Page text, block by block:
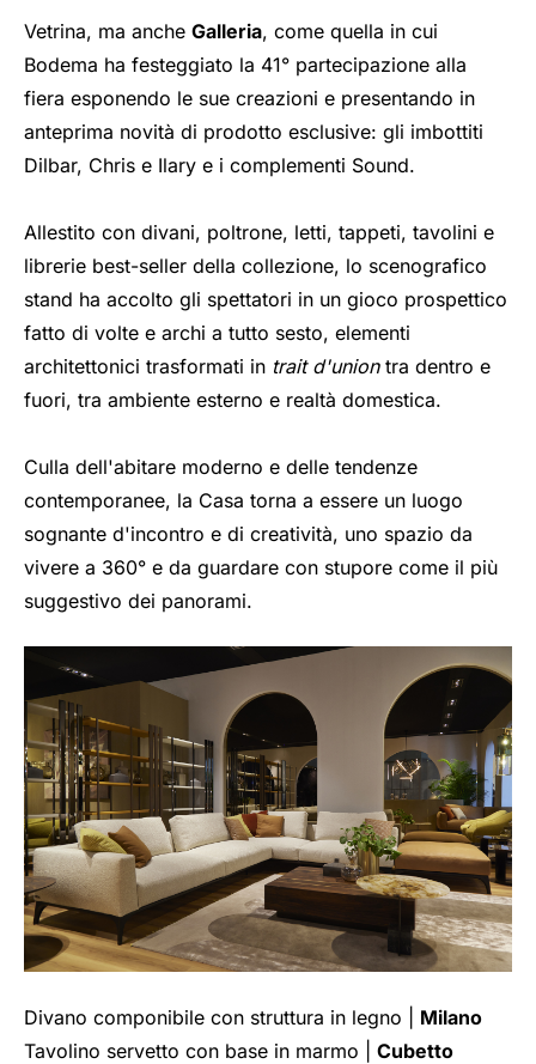
Vetrina, ma anche Galleria, come quella in cui
Bodema ha festeggiato la 41° partecipazione alla
fiera esponendo le sue creazioni e presentando in
anteprima novità di prodotto esclusive: gli imbottiti
Dilbar, Chris e Ilary e i complementi Sound.
Allestito con divani, poltrone, letti, tappeti, tavolini e
librerie best-seller della collezione, lo scenografico
stand ha accolto gli spettatori in un gioco prospettico
fatto di volte e archi a tutto sesto, elementi
architettonici trasformati in trait d'uniontra dentro e
fuori, tra ambiente esterno e realtà domestica.
Culla dell'abitare moderno e delle tendenze
contemporanee, la Casa torna a essere un luogo
sognante d'incontro e di creatività, uno spazio da
vivere a 360° e da guardare con stupore come il più
suggestivo dei panorami.
Divano componibile con struttura in legno | Milano
Tavolino servetto con base in marmo | Cubetto